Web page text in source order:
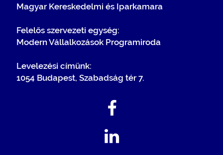
Magyar Kereskedelmi és Iparkamara
Felelős szervezeti egység:
Modern Vállalkozások Programiroda
Levelezési címünk:
1054 Budapest, Szabadság tér 7.